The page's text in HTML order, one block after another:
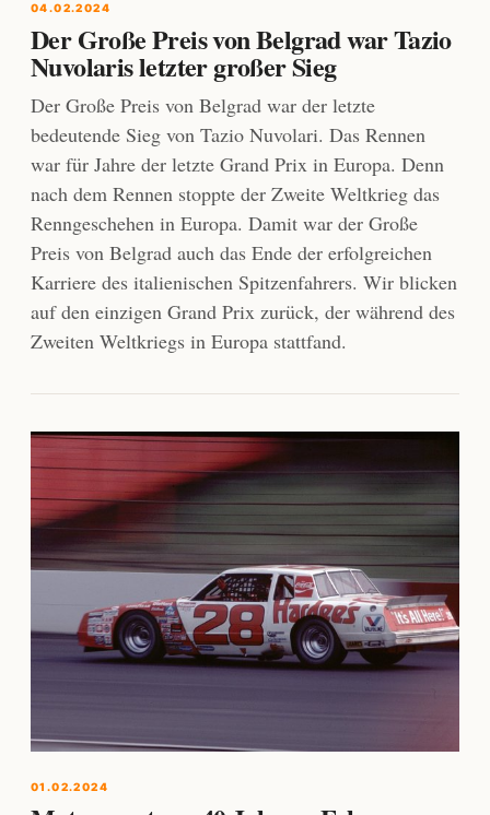
04.02.2024
Der Große Preis von Belgrad war Tazio
Nuvolaris letzter großer Sieg
Der Große Preis von Belgrad war der letzte
bedeutende Sieg von Tazio Nuvolari. Das Rennen
war für Jahre der letzte Grand Prix in Europa. Denn
nach dem Rennen stoppte der Zweite Weltkrieg das
Renngeschehen in Europa. Damit war der Große
Preis von Belgrad auch das Ende der erfolgreichen
Karriere des italienischen Spitzenfahrers. Wir blicken
auf den einzigen Grand Prix zurück, der während des
Zweiten Weltkriegs in Europa stattfand.
01.02.2024